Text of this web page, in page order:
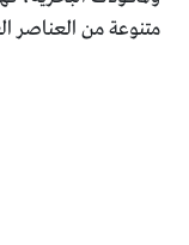
متنوعة من العناصر